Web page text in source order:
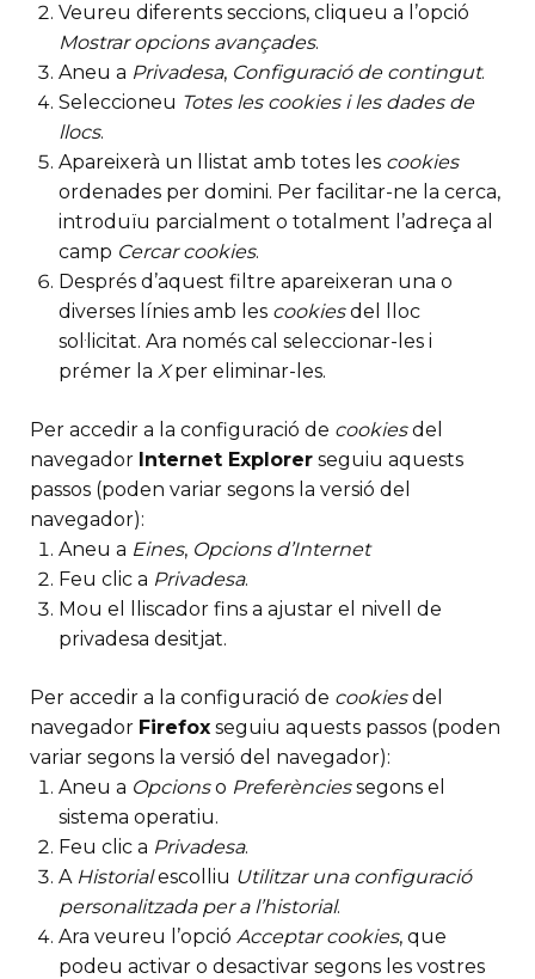
Veureu diferents seccions, cliqueu a l’opció
Mostrar opcions avançades.
Aneu a Privadesa, Configuració de contingut.
Seleccioneu Totes les cookiesi les dades de
llocs.
Apareixerà un llistat amb totes les cookies
ordenades per domini. Per facilitar-ne la cerca,
introduïu parcialment o totalment l’adreça al
camp Cercar cookies.
Després d’aquest filtre apareixeran una o
diverses línies amb les cookiesdel lloc
sol·licitat. Ara només cal seleccionar-les i
prémer la Xper eliminar-les.
Per accedir a la configuració de cookiesdel
navegador Internet Explorer seguiu aquests
passos (poden variar segons la versió del
navegador):
Aneu a Eines, Opcions d’Internet
Feu clic a Privadesa.
Mou el lliscador fins a ajustar el nivell de
privadesa desitjat.
Per accedir a la configuració de cookiesdel
navegador Firefox seguiu aquests passos (poden
variar segons la versió del navegador):
Aneu a Opcionso Preferènciessegons el
sistema operatiu.
Feu clic a Privadesa.
A Historialescolliu Utilitzar una configuració
personalitzada per a l’historial.
Ara veureu l’opció Acceptar cookies, que
podeu activar o desactivar segons les vostres